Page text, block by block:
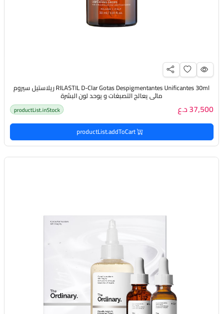
RILASTIL D-Clar Gotas Despigmentantes Unificantes 30ml ريلاستيل سيروم
مائي يعالج التصبغات و يوحد لون البشرة
37,500 د.ع productList.inStock
productList.addToCart